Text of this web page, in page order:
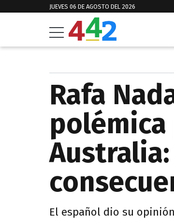
JUEVES 06 DE AGOSTO DEL 2026
Rafa
El español dio su